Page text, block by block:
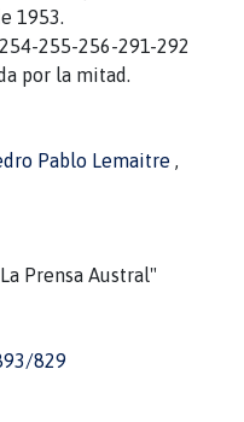
1953.
255-256-291-292
por la mitad.
Pablo Lemaitre ,
Prensa Austral"
829